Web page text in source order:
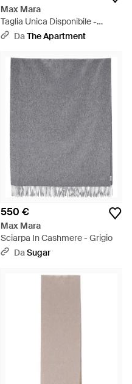
Max Mara
Taglia Unica Disponibile -
Bianco
DaThe Apartment
550 €
Max Mara
Sciarpa In Cashmere - Grigio
DaSugar